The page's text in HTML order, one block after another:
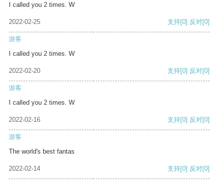
I called you 2 times. W
2022-02-25 支持[0] 反对[0]
游客
I called you 2 times. W
2022-02-20 支持[0] 反对[0]
游客
I called you 2 times. W
2022-02-16 支持[0] 反对[0]
游客
The world's best fantas
2022-02-14 支持[0] 反对[0]